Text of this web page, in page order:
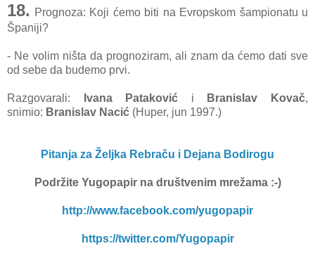
18. Prognoza: Koji ćemo biti na Evropskom šampionatu u
Španiji?
- Ne volim ništa da prognoziram, ali znam da ćemo dati sve
od sebe da budemo prvi.
Razgovarali: Ivana Pataković i Branislav Kovač,
snimio: Branislav Nacić (Huper, jun 1997.)
Pitanja za Željka Rebraču i Dejana Bodirogu
Podržite Yugopapirna društvenim mrežama :-)
http://www.facebook.com/yugopapir
https://twitter.com/Yugopapir